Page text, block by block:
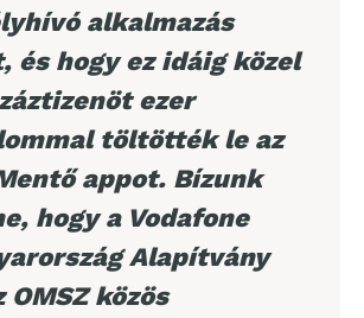
alkalmazás
és hogy ez idáig közel
ezer
töltötték le az
appot. Bízunk
hogy a Vodafone
Alapítvány
OMSZ közös